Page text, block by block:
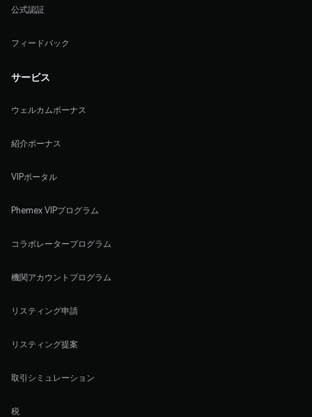
公式認証
フィードバック
サービス
ウェルカムボーナス
紹介ボーナス
VIPポータル
Phemex VIPプログラム
コラボレータープログラム
機関アカウントプログラム
リスティング申請
リスティング提案
取引シミュレーション
税